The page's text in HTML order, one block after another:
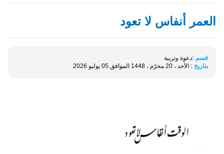
العمر أنفاس لا تعود
قسم :دعوة وتربية
بتاريخ : الأحد ، 20 محرّم ، 1448 الموافق 05 يوليو 2026